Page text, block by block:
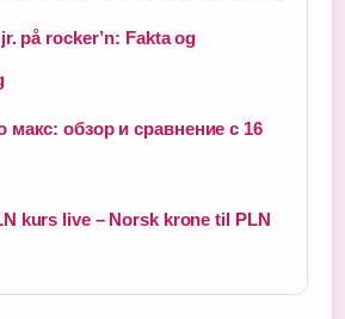
på rocker’n: Fakta og
обзор и сравнение с 16
kurs live – Norsk krone til PLN